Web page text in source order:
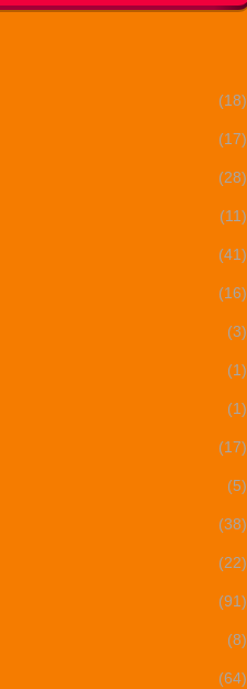
(18)
(17)
(28)
(11)
(41)
(16)
(3)
(1)
(1)
(17)
(5)
(38)
(22)
(91)
(8)
(64)